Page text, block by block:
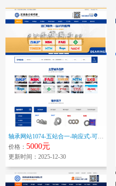
轴承网站1074-五站合一-响应式-可变更色调
价格： 5000元
更新时间：2025-12-30